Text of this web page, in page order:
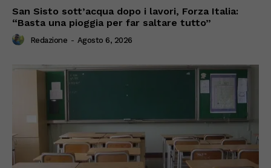
San Sisto sott’acqua dopo i lavori, Forza Italia:
“Basta una pioggia per far saltare tutto”
Redazione - Agosto 6, 2026